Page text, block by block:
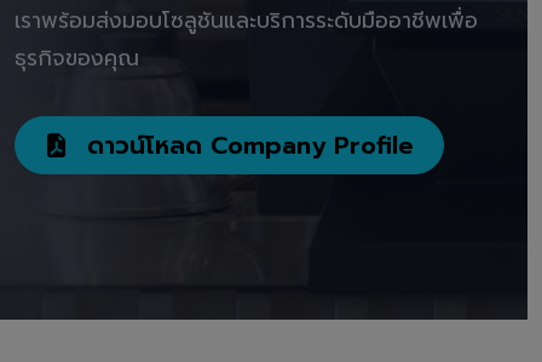
เราพร้อมส่งมอบโซลูชันและบริการระดับมืออาชีพเพื่อ
ธุรกิจของคุณ
ดาวน์โหลด Company Profile